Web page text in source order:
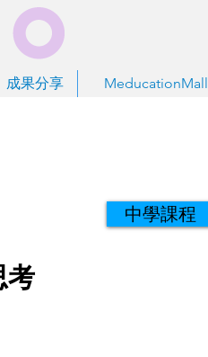
成果分享 MeducationMall
中學課程
考